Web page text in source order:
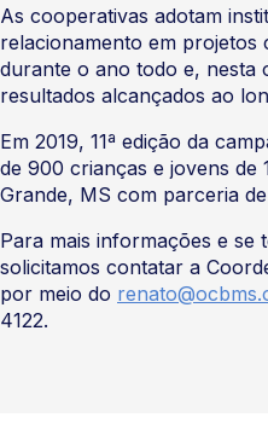
As cooperativas adotam
relacionamento em projetos
durante o ano todo e, nesta
resultados alcançados ao
Em 2019, 11ª edição da
de 900 crianças e jovens de
Grande, MS com parceria
Para mais informações e
solicitamos contatar a
por meio do
4122.